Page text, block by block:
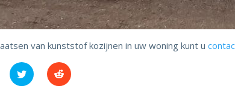
van kunststof kozijnen in uw woning kunt u